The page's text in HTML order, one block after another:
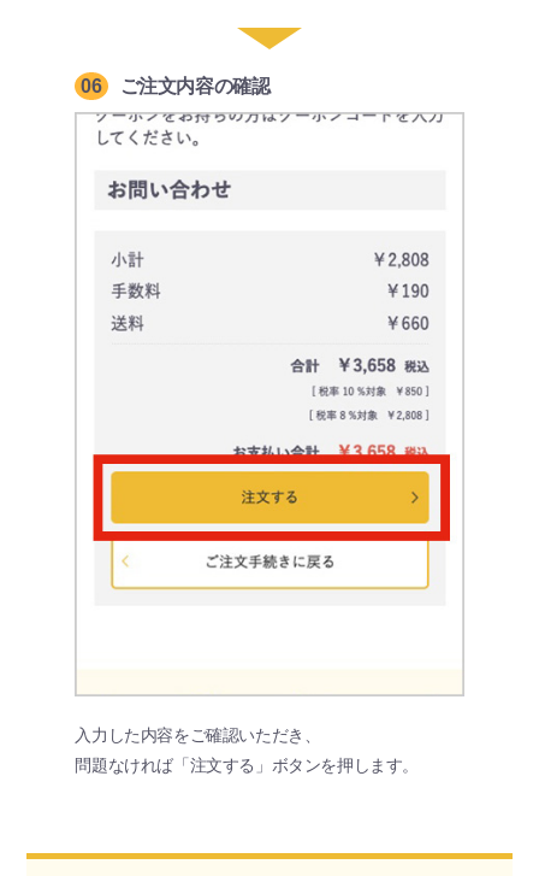
06 ご注文内容の確認
入力した内容をご確認いただき、
問題なければ「注文する」ボタンを押します。